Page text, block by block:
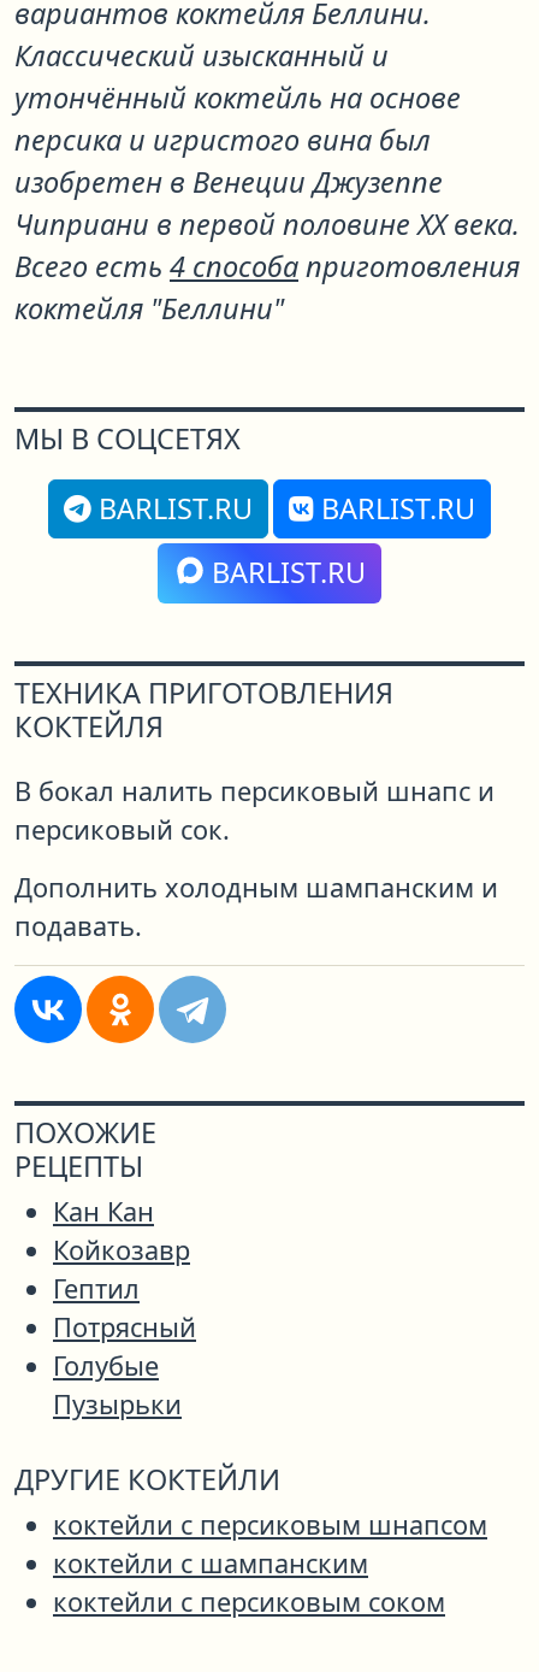
вариантов коктейля Беллини.
Классический изысканный и
утончённый коктейль на основе
персика и игристого вина был
изобретен в Венеции Джузеппе
Чиприани в первой половине XX века.
Всего есть 4 способаприготовления
коктейля "Беллини"
МЫ В СОЦСЕТЯХ
BARLIST.RU
BARLIST.RU
BARLIST.RU
ТЕХНИКА ПРИГОТОВЛЕНИЯ
КОКТЕЙЛЯ
В бокал налить персиковый шнапс и
персиковый сок.
Дополнить холодным шампанским и
подавать.
ПОХОЖИЕ
РЕЦЕПТЫ
Кан Кан
Койкозавр
Гептил
Потрясный
Голубые
Пузырьки
ДРУГИЕ КОКТЕЙЛИ
коктейли с персиковым шнапсом
коктейли с шампанским
коктейли с персиковым соком